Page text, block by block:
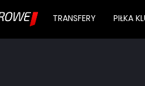
TRANSFERY PIŁKA